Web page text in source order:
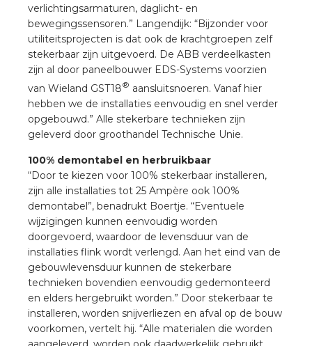
verlichtingsarmaturen, daglicht- en
bewegingssensoren.” Langendijk: “Bijzonder voor
utiliteitsprojecten is dat ook de krachtgroepen zelf
stekerbaar zijn uitgevoerd. De ABB verdeelkasten
zijn al door paneelbouwer EDS-Systems voorzien
van Wieland GST18® aansluitsnoeren. Vanaf hier
hebben we de installaties eenvoudig en snel verder
opgebouwd.” Alle stekerbare technieken zijn
geleverd door groothandel Technische Unie.
100% demontabel en herbruikbaar
“Door te kiezen voor 100% stekerbaar installeren,
zijn alle installaties tot 25 Ampère ook 100%
demontabel”, benadrukt Boertje. “Eventuele
wijzigingen kunnen eenvoudig worden
doorgevoerd, waardoor de levensduur van de
installaties flink wordt verlengd. Aan het eind van de
gebouwlevensduur kunnen de stekerbare
technieken bovendien eenvoudig gedemonteerd
en elders hergebruikt worden.” Door stekerbaar te
installeren, worden snijverliezen en afval op de bouw
voorkomen, vertelt hij. “Alle materialen die worden